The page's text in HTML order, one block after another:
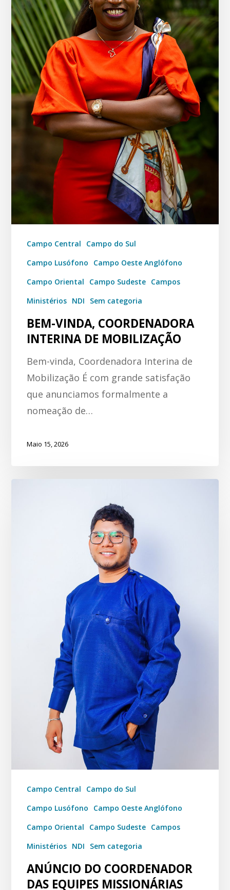
Campo Central
Campo do Sul
Campo Lusófono
Campo Oeste Anglófono
Campo Oriental
Campo Sudeste Campos
Ministérios NDI Sem categoria
BEM-VINDA, COORDENADORA
INTERINA DE MOBILIZAÇÃO
Bem-vinda, Coordenadora Interina de
Mobilização É com grande satisfação
que anunciamos formalmente a
nomeação de…
Maio 15, 2026
Campo Central
Campo do Sul
Campo Lusófono
Campo Oeste Anglófono
Campo Oriental
Campo Sudeste Campos
Ministérios NDI Sem categoria
ANÚNCIO DO COORDENADOR
DAS EQUIPES MISSIONÁRIAS